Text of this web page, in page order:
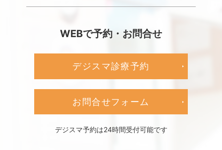
WEBで予約・お問合せ
デジスマ診療予約
お問合せフォーム
デジスマ予約は24時間受付可能です